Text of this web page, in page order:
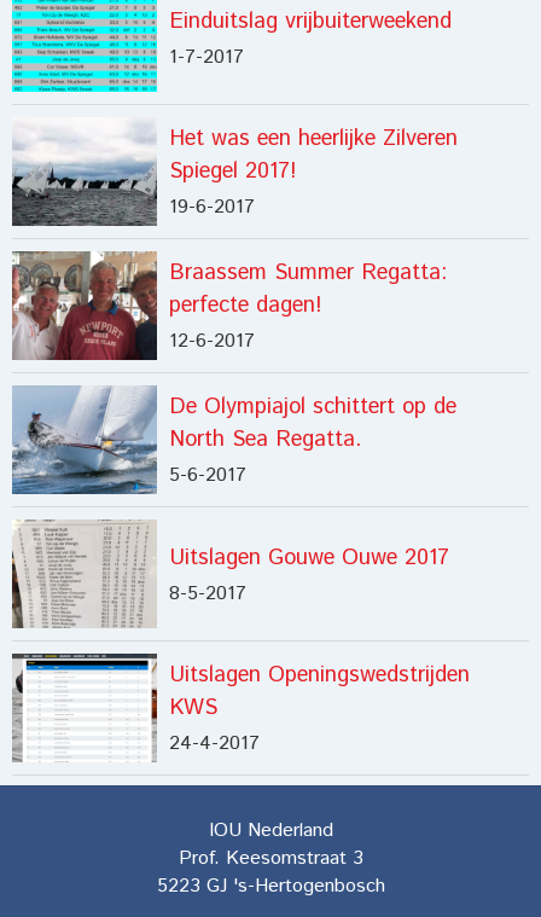
Einduitslag vrijbuiterweekend
1-7-2017
Het was een heerlijke Zilveren
Spiegel 2017!
19-6-2017
Braassem Summer Regatta:
perfecte dagen!
12-6-2017
De Olympiajol schittert op de
North Sea Regatta.
5-6-2017
Uitslagen Gouwe Ouwe 2017
8-5-2017
Uitslagen Openingswedstrijden
KWS
24-4-2017
IOU Nederland
Prof. Keesomstraat 3
5223 GJ 's-Hertogenbosch